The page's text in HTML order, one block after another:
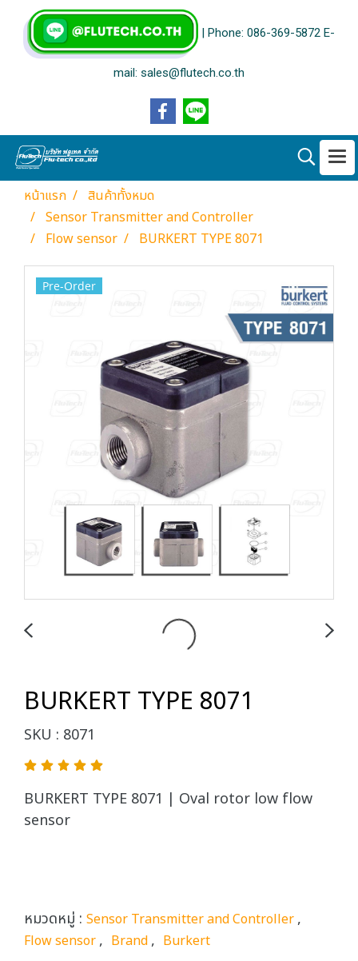
| Phone: 086-369-5872 E-
mail: sales@flutech.co.th
หน้าแรก
สินค้าทั้งหมด
Sensor Transmitter and Controller
Flow sensor
BURKERT TYPE 8071
Pre-Order
BURKERT TYPE 8071
SKU : 8071
BURKERT TYPE 8071 | Oval rotor low flow
sensor
หมวดหมู่ : Sensor Transmitter and Controller,
Flow sensor, Brand, Burkert